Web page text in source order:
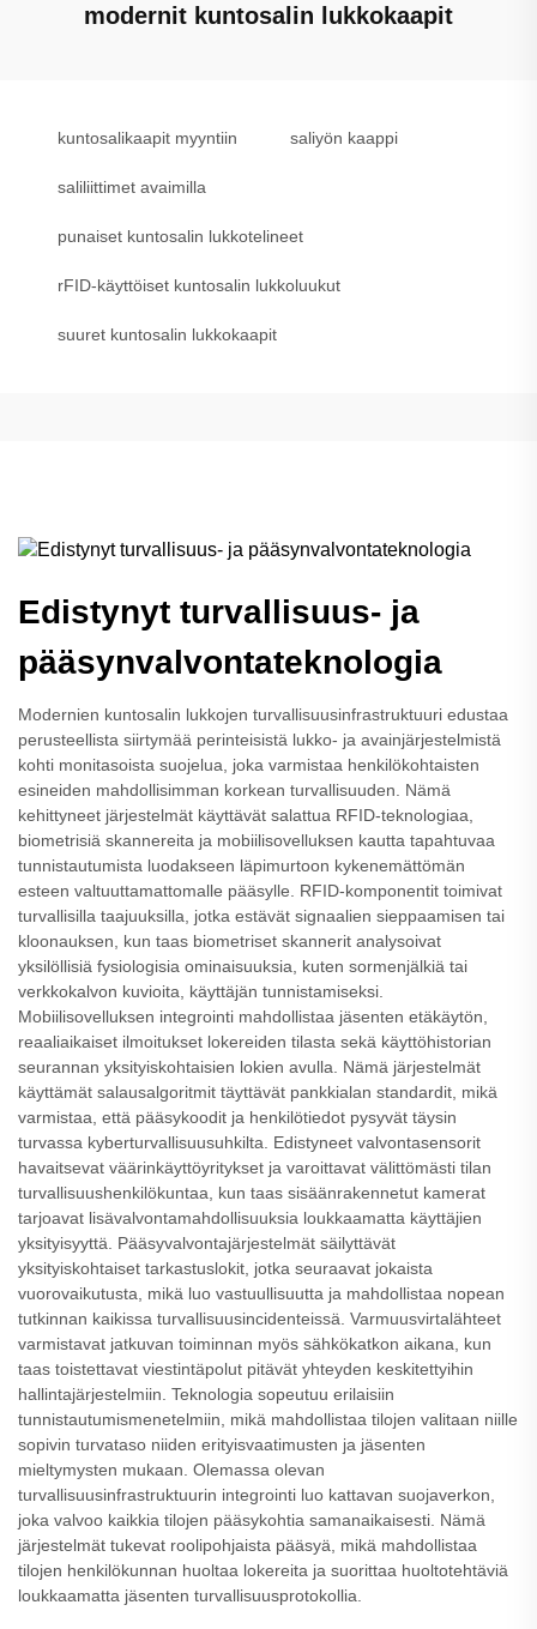
modernit kuntosalin lukkokaapit
kuntosalikaapit myyntiin saliyön kaappi
saliliittimet avaimilla
punaiset kuntosalin lukkotelineet
rFID-käyttöiset kuntosalin lukkoluukut
suuret kuntosalin lukkokaapit
Edistynyt turvallisuus- ja
pääsynvalvontateknologia
Modernien kuntosalin lukkojen turvallisuusinfrastruktuuri edustaa
perusteellista siirtymää perinteisistä lukko- ja avainjärjestelmistä
kohti monitasoista suojelua, joka varmistaa henkilökohtaisten
esineiden mahdollisimman korkean turvallisuuden. Nämä
kehittyneet järjestelmät käyttävät salattua RFID-teknologiaa,
biometrisiä skannereita ja mobiilisovelluksen kautta tapahtuvaa
tunnistautumista luodakseen läpimurtoon kykenemättömän
esteen valtuuttamattomalle pääsylle. RFID-komponentit toimivat
turvallisilla taajuuksilla, jotka estävät signaalien sieppaamisen tai
kloonauksen, kun taas biometriset skannerit analysoivat
yksilöllisiä fysiologisia ominaisuuksia, kuten sormenjälkiä tai
verkkokalvon kuvioita, käyttäjän tunnistamiseksi.
Mobiilisovelluksen integrointi mahdollistaa jäsenten etäkäytön,
reaaliaikaiset ilmoitukset lokereiden tilasta sekä käyttöhistorian
seurannan yksityiskohtaisien lokien avulla. Nämä järjestelmät
käyttämät salausalgoritmit täyttävät pankkialan standardit, mikä
varmistaa, että pääsykoodit ja henkilötiedot pysyvät täysin
turvassa kyberturvallisuusuhkilta. Edistyneet valvontasensorit
havaitsevat väärinkäyttöyritykset ja varoittavat välittömästi tilan
turvallisuushenkilökuntaa, kun taas sisäänrakennetut kamerat
tarjoavat lisävalvontamahdollisuuksia loukkaamatta käyttäjien
yksityisyyttä. Pääsyvalvontajärjestelmät säilyttävät
yksityiskohtaiset tarkastuslokit, jotka seuraavat jokaista
vuorovaikutusta, mikä luo vastuullisuutta ja mahdollistaa nopean
tutkinnan kaikissa turvallisuusincidenteissä. Varmuusvirtalähteet
varmistavat jatkuvan toiminnan myös sähkökatkon aikana, kun
taas toistettavat viestintäpolut pitävät yhteyden keskitettyihin
hallintajärjestelmiin. Teknologia sopeutuu erilaisiin
tunnistautumismenetelmiin, mikä mahdollistaa tilojen valitaan niille
sopivin turvataso niiden erityisvaatimusten ja jäsenten
mieltymysten mukaan. Olemassa olevan
turvallisuusinfrastruktuurin integrointi luo kattavan suojaverkon,
joka valvoo kaikkia tilojen pääsykohtia samanaikaisesti. Nämä
järjestelmät tukevat roolipohjaista pääsyä, mikä mahdollistaa
tilojen henkilökunnan huoltaa lokereita ja suorittaa huoltotehtäviä
loukkaamatta jäsenten turvallisuusprotokollia.